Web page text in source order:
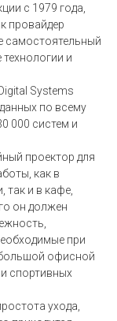
с 1979 года,
провайдер
самостоятельный
и
Systems
по всему
000 систем и
проектор для
как в
и в кафе,
он должен
при
офисной
спортивных
ухода,